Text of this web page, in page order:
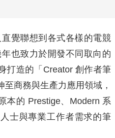
覺聯想到各式各樣的電競
也致力於開發不同取向的
打造的「Creator 創作者筆
商務與生產力應用領域，
本的 Prestige、Modern 系
士與專業工作者需求的筆